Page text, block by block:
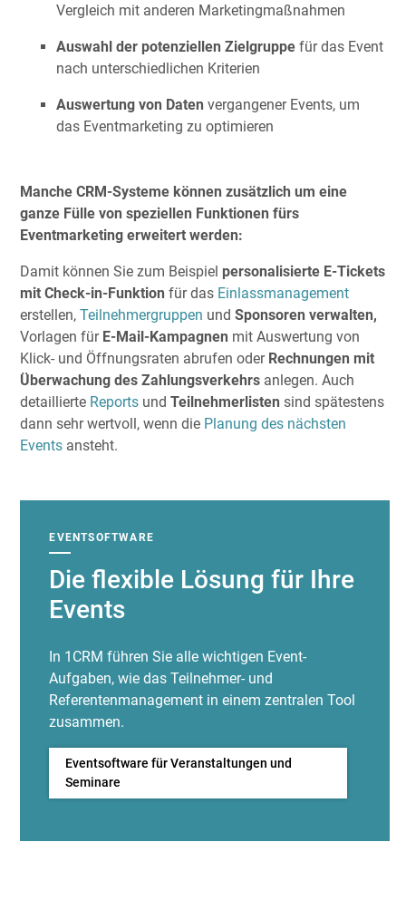
Vergleich mit anderen Marketingmaßnahmen
Auswahl der potenziellen Zielgruppe für das Event
nach unterschiedlichen Kriterien
Auswertung von Daten vergangener Events, um
das Eventmarketing zu optimieren
Manche CRM-Systeme können zusätzlich um eine
ganze Fülle von speziellen Funktionen fürs
Eventmarketing erweitert werden:
Damit können Sie zum Beispiel personalisierte E-Tickets
mit Check-in-Funktion für das Einlassmanagement
erstellen,Teilnehmergruppen und Sponsoren verwalten,
Vorlagen für E-Mail-Kampagnen mit Auswertung von
Klick- und Öffnungsraten abrufen oder Rechnungen mit
Überwachung des Zahlungsverkehrs anlegen. Auch
detaillierte Reports undTeilnehmerlisten sind spätestens
dann sehr wertvoll, wenn die Planung des nächsten
Events ansteht.
EVENTSOFTWARE
Die flexible Lösung für Ihre
Events
In 1CRM führen Sie alle wichtigen Event-
Aufgaben, wie das Teilnehmer- und
Referentenmanagement in einem zentralen Tool
zusammen.
Eventsoftware für Veranstaltungen und
Seminare